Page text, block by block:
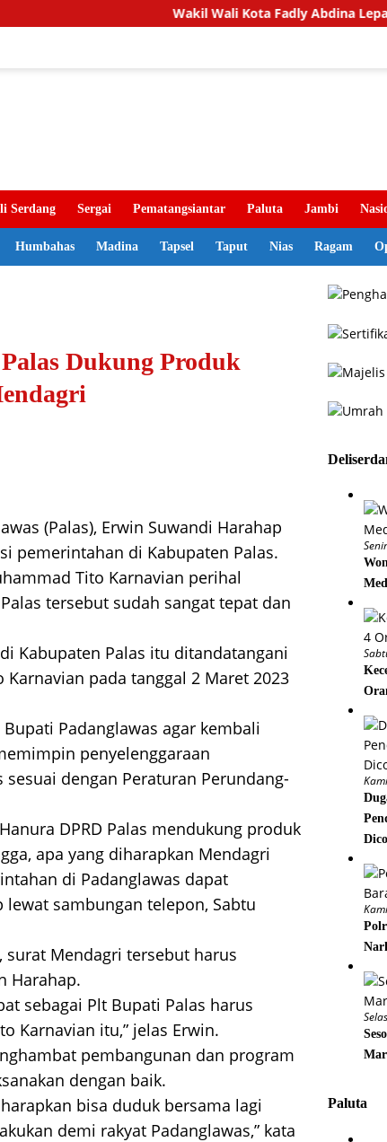
Wakil Wali Kota Fadly Abdina Lepas
Serdang Sergai Pematangsiantar Paluta Jambi
Humbahas Madina Tapsel Taput Nias Ragam
Dukung Produk
(Palas), Erwin Suwandi Harahap
pemerintahan di Kabupaten Palas.
Tito Karnavian perihal
tersebut sudah sangat tepat dan
Kabupaten Palas itu ditandatangani
pada tanggal 2 Maret 2023
Padanglawas agar kembali
penyelenggaraan
dengan Peraturan Perundang-
DPRD Palas mendukung produk
apa yang diharapkan Mendagri
di Padanglawas dapat
lewat sambungan telepon, Sabtu
Mendagri tersebut harus
Harahap.
sebagai Plt Bupati Palas harus
Karnavian itu,” jelas Erwin.
pembangunan dan program
dengan baik.
bisa duduk bersama lagi
demi rakyat Padanglawas,” kata
Paluta